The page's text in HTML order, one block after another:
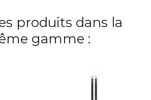
produits dans la
gamme :